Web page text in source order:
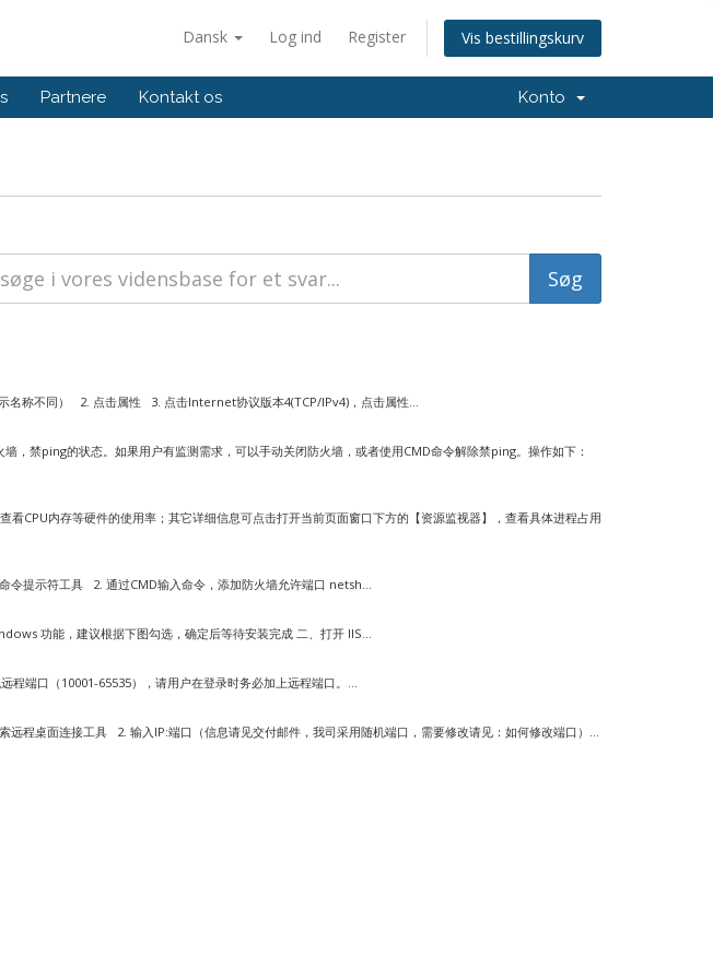
Dansk Log ind Register Vis bestillingskurv
Partnere Kontakt os Konto
名称不同） 2. 点击属性 3. 点击Internet协议版本4(TCP/IPv4)，点击属性...
，禁ping的状态。如果用户有监测需求，可以手动关闭防火墙，或者使用CMD命令解除禁ping。操作如下：
看CPU内存等硬件的使用率；其它详细信息可点击打开当前页面窗口下方的【资源监视器】，查看具体进程占用
提示符工具 2. 通过CMD输入命令，添加防火墙允许端口 netsh...
功能，建议根据下图勾选，确定后等待安装完成 二、打开 IIS...
端口（10001-65535），请用户在登录时务必加上远程端口。...
程桌面连接工具 2. 输入IP:端口（信息请见交付邮件，我司采用随机端口，需要修改请见：如何修改端口）...